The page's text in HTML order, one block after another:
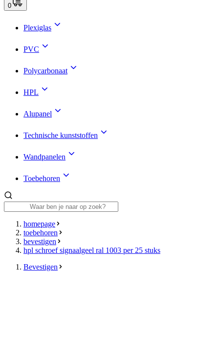
0
Plexiglas
PVC
Polycarbonaat
HPL
Alupanel
Technische kunststoffen
Wandpanelen
Toebehoren
homepage
toebehoren
bevestigen
hpl schroef signaalgeel ral 1003 per 25 stuks
Bevestigen